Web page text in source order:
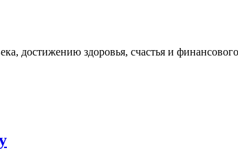
достижению здоровья, счастья и